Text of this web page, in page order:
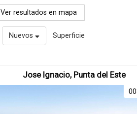
Ver resultados en mapa
Nuevos Superficie
Jose Ignacio, Punta del Este